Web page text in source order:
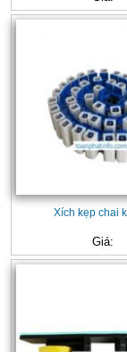
Xích kẹp chai
Giá: